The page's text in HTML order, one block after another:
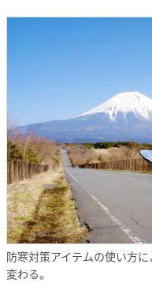
防寒対策アイテムの使い方
変わる。